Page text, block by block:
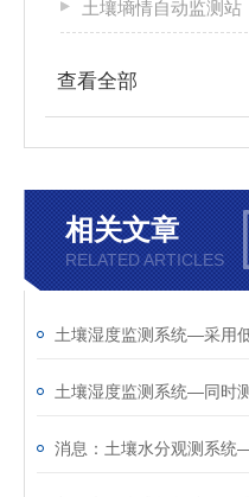
土壤墒情自动监测站
查看全部
相关文章
RELATED ARTICLES